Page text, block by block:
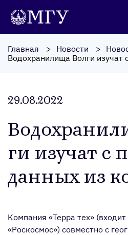
Главная Новости
29.08.2022
ги изу­чат с
дан­ных из
Компания «Терра тех»
«Роскосмос») совместно с